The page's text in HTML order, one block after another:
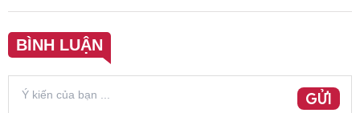
BÌNH LUẬN
GỬI